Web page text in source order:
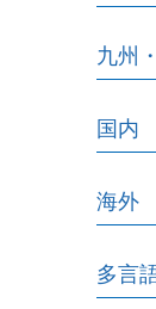
九州
国内
海外
多言